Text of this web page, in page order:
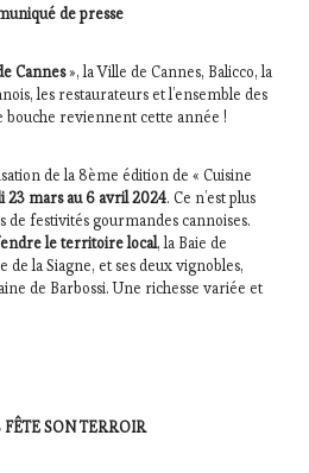
de presse
Cannes», la Ville de Cannes, Balicco, la
les restaurateurs et l’ensemble des
bouche reviennent cette année !
de la 8ème édition de « Cuisine
23 mars au 6 avril 2024. Ce n’est plus
de festivités gourmandes cannoises.
le territoire local, la Baie de
de la Siagne, et ses deux vignobles,
de Barbossi. Une richesse variée et
SON TERROIR